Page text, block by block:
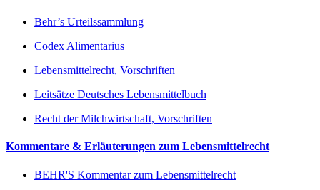
Behr’s Urteilssammlung
Codex Alimentarius
Lebensmittelrecht, Vorschriften
Leitsätze Deutsches Lebensmittelbuch
Recht der Milchwirtschaft, Vorschriften
Kommentare & Erläuterungen zum Lebensmittelrecht
BEHR'S Kommentar zum Lebensmittelrecht